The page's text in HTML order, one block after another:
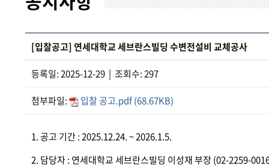
[입찰공고] 연세대학교 세브란스빌딩 수변전설비 교체공사
등록일: 2025-12-29 | 조회수: 297
첨부파일: 입찰 공고.pdf (68.67KB)
1. 공고 기간 : 2025.12.24. ~ 2026.1.5.
2. 담당자 : 연세대학교 세브란스빌딩 이성재 부장 (02-2259-